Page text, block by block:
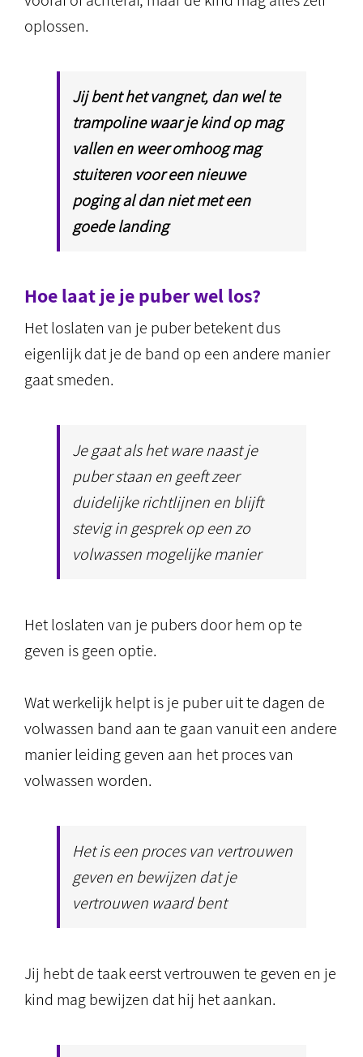
oplossen.
Jij bent het vangnet, dan wel te
trampoline waar je kind op mag
vallen en weer omhoog mag
stuiteren voor een nieuwe
poging al dan niet met een
goede landing
Hoe laat je je puber wel los?
Het loslaten van je puber betekent dus
eigenlijk dat je de band op een andere manier
gaat smeden.
Je gaat als het ware naast je
puber staan en geeft zeer
duidelijke richtlijnen en blijft
stevig in gesprek op een zo
volwassen mogelijke manier
Het loslaten van je pubers door hem op te
geven is geen optie.
Wat werkelijk helpt is je puber uit te dagen de
volwassen band aan te gaan vanuit een andere
manier leiding geven aan het proces van
volwassen worden.
Het is een proces van vertrouwen
geven en bewijzen dat je
vertrouwen waard bent
Jij hebt de taak eerst vertrouwen te geven en je
kind mag bewijzen dat hij het aankan.